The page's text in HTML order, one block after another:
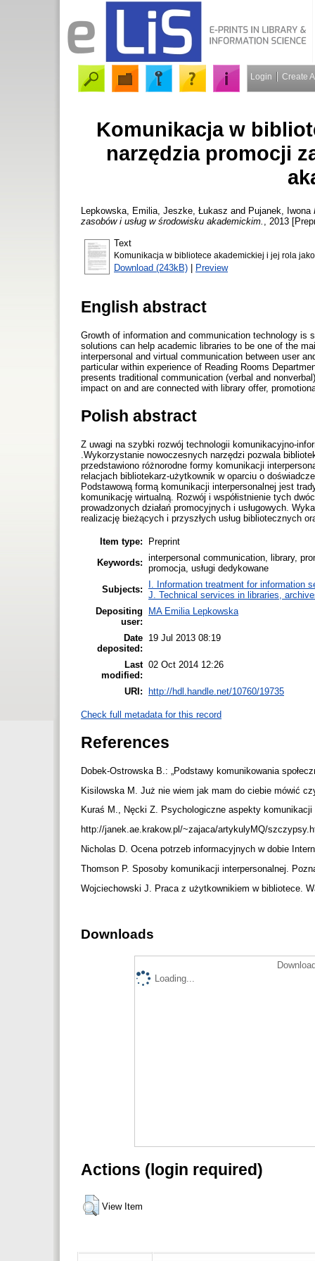
Login Create
Komunikacja w
narzędzia promocji
Lepkowska, Emilia Jeszke, Łukasz and Pujanek, Iwona
zasobów i usług w środowisku akademickim.
, 2013
Text
Komunikacja w bibliotece akademickiej i jej rola
Download (243kB) | Preview
English abstract
Growth of information and communication technology is
solutions can help academic libraries to be one of the
interpersonal and virtual communication between user
particular within experience of Reading Rooms
presents traditional communication (verbal and
impact on and are connected with library offer,
Polish abstract
Z uwagi na szybki rozwój technologii komunikacyjno-
.Wykorzystanie nowoczesnych narzędzi pozwala
przedstawiono różnorodne formy komunikacji
relacjach bibliotekarz-użytkownik w oparciu o
Podstawową formą komunikacji interpersonalnej jest
komunikację wirtualną. Rozwój i współistnienie tych
prowadzonych działań promocyjnych i usługowych.
realizację bieżących i przyszłych usług bibliotecznych
Item type:
Preprint
Keywords: interpersonal communication, library,
promocja, usługi dedykowane
Subjects:
I. Information treatment for information
J. Technical services in libraries,
Depositing
user:
MA Emilia Lepkowska
Date
deposited:
19 Jul 2013 08:19
Last
modified:
02 Oct 2014 12:26
URI: http://hdl.handle.net/10760/19735
Check full metadata for this record
References
Dobek-Ostrowska B.: „Podstawy komunikowania
Kisilowska M. Już nie wiem jak mam do ciebie mówić
Kuraś M., Nęcki Z. Psychologiczne aspekty
http://janek.ae.krakow.pl/~zajaca/artykulyMQ/
Nicholas D. Ocena potrzeb informacyjnych w dobie
Thomson P. Sposoby komunikacji interpersonalnej.
Wojciechowski J. Praca z użytkownikiem w bibliotece.
Downloads
Loading...
Actions (login required)
View Item